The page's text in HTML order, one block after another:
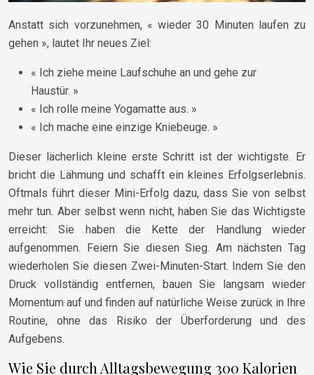
Anstatt sich vorzunehmen, « wieder 30 Minuten laufen zu
gehen », lautet Ihr neues Ziel:
« Ich ziehe meine Laufschuhe an und gehe zur
Haustür. »
« Ich rolle meine Yogamatte aus. »
« Ich mache eine einzige Kniebeuge. »
Dieser lächerlich kleine erste Schritt ist der wichtigste. Er
bricht die Lähmung und schafft ein kleines Erfolgserlebnis.
Oftmals führt dieser Mini-Erfolg dazu, dass Sie von selbst
mehr tun. Aber selbst wenn nicht, haben Sie das Wichtigste
erreicht: Sie haben die Kette der Handlung wieder
aufgenommen. Feiern Sie diesen Sieg. Am nächsten Tag
wiederholen Sie diesen Zwei-Minuten-Start. Indem Sie den
Druck vollständig entfernen, bauen Sie langsam wieder
Momentum auf und finden auf natürliche Weise zurück in Ihre
Routine, ohne das Risiko der Überforderung und des
Aufgebens.
Wie Sie durch Alltagsbewegung 300 Kalorien